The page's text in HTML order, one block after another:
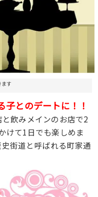
す
とのデートに！！
飲みメインのお店で2
けて1日でも楽しめま
街道と呼ばれる町家通